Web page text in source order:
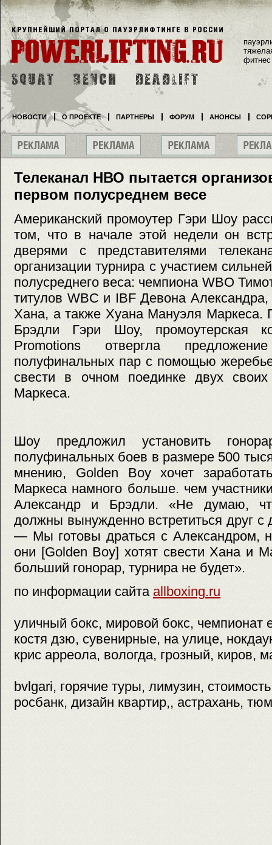
Телеканал НВО пытается
первом полусреднем весе
Американский промоутер Гэри Шоу
том, что в начале этой недели он
дверями с представителями
организации турнира с участием
полусреднего веса: чемпиона WBO
титулов WBC и IBF Девона
Хана, а также Хуана Мануэля Маркеса.
Брэдли Гэри Шоу, промоутерская
Promotions отвергла
полуфинальных пар с помощью
свести в очном поединке двух
Маркеса.
Шоу предложил установить
полуфинальных боев в размере 500
мнению, Golden Boy хочет
Маркеса намного больше. чем
Александр и Брэдли. «Не думаю,
должны вынужденно встретиться друг
— Мы готовы драться с Александром,
они [Golden Boy] хотят свести Хана и
больший гонорар, турнира не будет».
по информации сайта allboxing.ru
уличный бокс, мировой бокс,
костя дзю, сувенирные, на улице,
крис арреола, вологда, грозный, киров,
bvlgari, горячие туры, лимузин,
росбанк, дизайн квартир,, астрахань,
фитнес
НОВОСТИ О ПРОЕКТЕ ПАРТНЕРЫ ФОРУМ АНОНСЫ